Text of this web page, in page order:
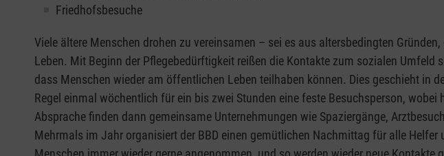
Friedhofsbesuche
Viele ältere Menschen drohen zu vereinsamen – sei es aus altersbedingten
Leben. Mit Beginn der Pflegebedürftigkeit reißen die Kontakte zum sozialen
dass Menschen wieder am öffentlichen Leben teilhaben können. Dies geschieht in
Regel einmal wöchentlich für ein bis zwei Stunden eine feste Besuchsperson,
Absprache finden dann gemeinsame Unternehmungen wie Spaziergänge,
Mehrmals im Jahr organisiert der BBD einen gemütlichen Nachmittag für alle